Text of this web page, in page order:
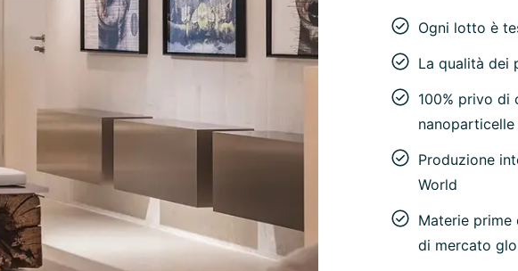
Ogni lotto è
La qualità dei
100% privo di
Produzione
World
Materie
di mercato